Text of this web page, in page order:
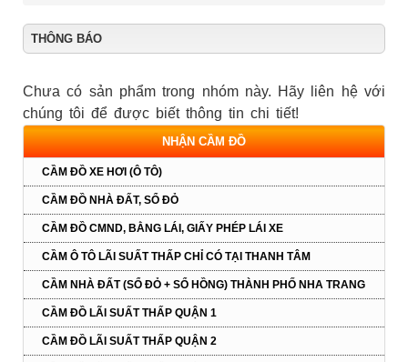
THÔNG BÁO
Chưa có sản phẩm trong nhóm này. Hãy liên hệ với
chúng tôi để được biết thông tin chi tiết!
NHẬN CẦM ĐỒ
CẦM ĐỒ XE HƠI (Ô TÔ)
CẦM ĐỒ NHÀ ĐẤT, SỔ ĐỎ
CẦM ĐỒ CMND, BẰNG LÁI, GIẤY PHÉP LÁI XE
CẦM Ô TÔ LÃI SUẤT THẤP CHỈ CÓ TẠI THANH TÂM
CẦM NHÀ ĐẤT (SỔ ĐỎ + SỔ HỒNG) THÀNH PHỐ NHA TRANG
CẦM ĐỒ LÃI SUẤT THẤP QUẬN 1
CẦM ĐỒ LÃI SUẤT THẤP QUẬN 2